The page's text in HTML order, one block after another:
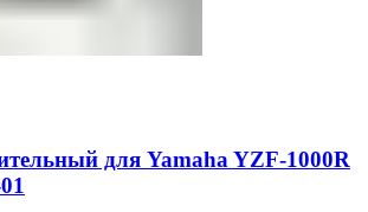
для Yamaha YZF-1000R